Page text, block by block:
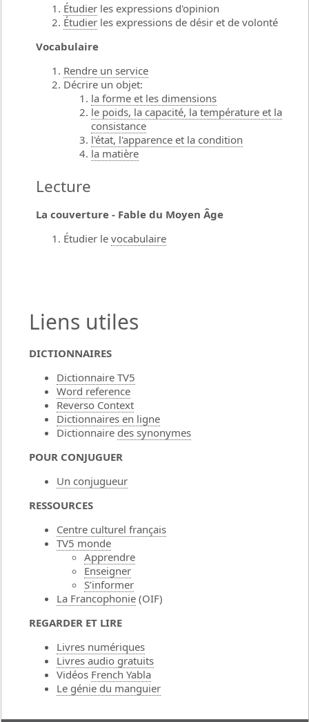
Étudier les expressions d'opinion
Étudier les expressions de désir et de volonté
Vocabulaire
Rendre un service
Décrire un objet:
la forme et les dimensions
le poids, la capacité, la température et la
consistance
l'état, l'apparence et la condition
la matière
Lecture
La couverture - Fable du Moyen Âge
Étudier le vocabulaire
Liens utiles
DICTIONNAIRES
Dictionnaire TV5
Word reference
Reverso Context
Dictionnaires en ligne
Dictionnaire des synonymes
POUR CONJUGUER
Un conjugueur
RESSOURCES
Centre culturel français
TV5 monde
Apprendre
Enseigner
S’informer
La Francophonie (OIF)
REGARDER ET LIRE
Livres numériques
Livres audio gratuits
Vidéos French Yabla
Le génie du manguier